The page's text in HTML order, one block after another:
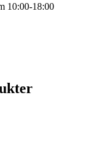
10:00-18:00